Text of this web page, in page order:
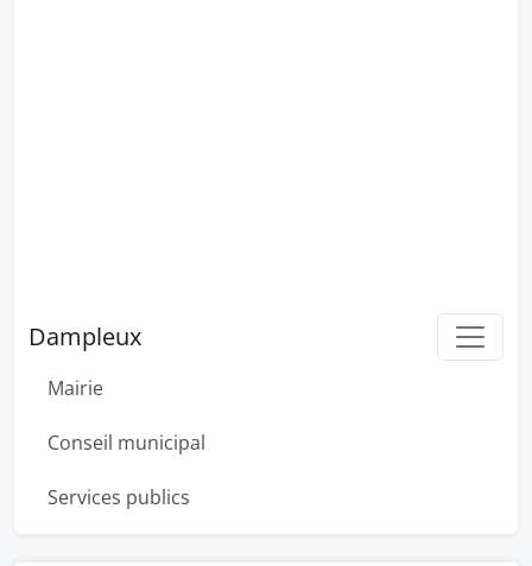
Dampleux
Mairie
Conseil municipal
Services publics